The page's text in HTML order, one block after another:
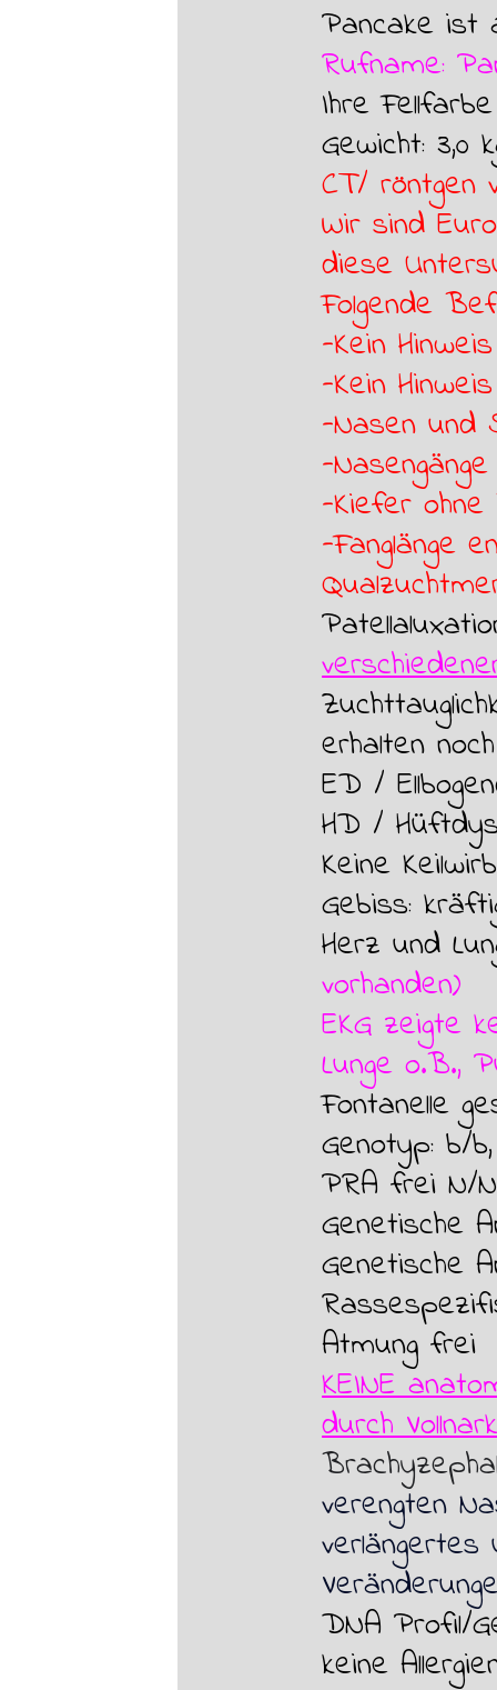
Pancake ist
Rufname:
Ihre
Gewicht: 3,0
CT/ röntgen
Wir sind
diese
Folgende
-Kein
-Kein
-Nasen und
-
-Kiefer
-Fanglänge
erhalten
ED /
HD /
Keine
Gebiss:
Herz und
vorhanden)
EKG zeigte
Lunge o.B.,
Fontanelle
Genotyp: b/
PRA frei N/N
Genetische
Genetische
Atmung frei
KEINE
durch
verengten
verlängertes
DNA Profil/
keine